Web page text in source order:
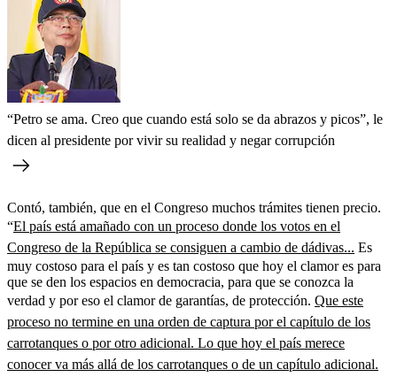
“Petro se ama. Creo que cuando está solo se da abrazos y picos”, le
dicen al presidente por vivir su realidad y negar corrupción
Contó, también, que en el Congreso muchos trámites tienen precio.
“El país está amañado con un proceso donde los votos en el
Congreso de la República se consiguen a cambio de dádivas... Es
muy costoso para el país y es tan costoso que hoy el clamor es para
que se den los espacios en democracia, para que se conozca la
verdad y por eso el clamor de garantías, de protección. Que este
proceso no termine en una orden de captura por el capítulo de los
carrotanques o por otro adicional. Lo que hoy el país merece
conocer va más allá de los carrotanques o de un capítulo adicional.